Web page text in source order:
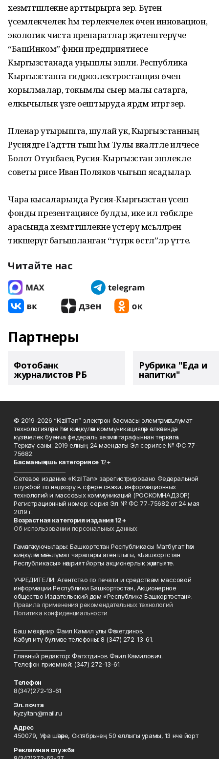
хезмәттәшлекне арттырырга әзер. Бүген
үсемлекчелек һәм терлекчелек өчен инновацион,
экологик чиста препаратлар җитештерүче
“БашИнком” фәнни предприятиесе
Кыргызстанада уңышлы эшли. Республика
Кыргызстанга гидроэлектростанция өчен
корылмалар, токымлы сыер малы сатарга,
елкычылык үзәге оештыруда ярдәм итәргә әзер.
Пленар утырышта, шулай ук, Кыргызстанның
Русиядәге Гадәттән тыш һәм Тулы вәкаләтле илчесе
Болот Отунбаев, Русия-Кыргызстан эшлекле
советы рәисе Иван Поляков чыгыш ясадылар.
Чара кысаларында Русия-Кыргызстан үсеш
фонды презентациясе булды, ике ил төбәкләре
арасында хезмәттәшлекне үстерү мәсьәләләрен
тикшерүгә багышланган “түгәрәк өстәл”ләр үтте.
Читайте нас
Партнеры
Фотобанк
журналистов РБ
Рубрика "Еда и
напитки"
© 2019-2026 “KizilTan” электрон басмасы элемтә, мәгълүмат
технологияләре һәм киңкүләм коммуникацияләр өлкәсендә
күзәтчелек буенча федераль хезмәт тарафыннан теркәлгән.
Теркәлү саны: 2019 елның 24 маендагы Эл сериясе № ФС 77-
75682.
Басманың яшь категориясе12+
Сетевое издание «KizilTan» зарегистрировано Федеральной
службой по надзору в сфере связи, информационных
технологий и массовых коммуникаций (РОСКОМНАДЗОР)
Регистрационный номер: серия Эл № ФС 77-75682 от 24 мая
2019 г.
Возрастная категория издания 12+
Об использовании персональных данных
Гамәлгә куючылары: Башкортстан Республикасы Матбугат һәм
киңкүләм мәгълүмат чаралары агентлыгы, «Башкортстан
Республикасы» нәшрият йорты акционерлык җәмгыяте.
УЧРЕДИТЕЛИ: Агентство по печати и средствам массовой
информации Республики Башкортостан, Акционерное
общество Издательский дом «Республика Башкортостан».
Правила применения рекомендательных технологий
Политика конфиденциальности
Баш мөхәррир Фаил Камил улы Фәтхетдинов.
Кабул итү бүлмәсе телефоны: 8 (347) 272-13-61.
Главный редактор: Фатхтдинов Фаил Камилович.
Телефон приемной: (347) 272-13-61.
Телефон
8(347)272-13-61
Эл. почта
kyzyltan@mail.ru
Адрес
450079, Уфа шәһәре, Октябрьнең 50 еллыгы урамы, 13 нче йорт
Рекламная служба